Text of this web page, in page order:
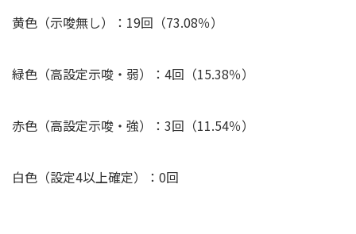
黄色（示唆無し） ：19回（73.08％）
緑色（高設定示唆・弱）：4回（15.38％）
赤色（高設定示唆・強）：3回（11.54％）
白色（設定4以上確定）：0回